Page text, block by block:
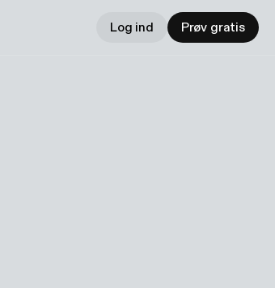
Log ind Prøv gratis